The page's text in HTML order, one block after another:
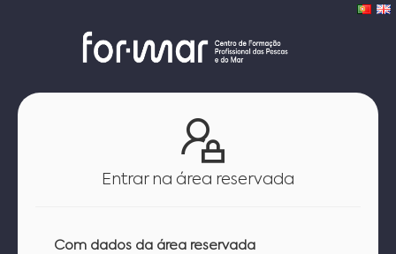
Entrar na área reservada
Com dados da área reservada